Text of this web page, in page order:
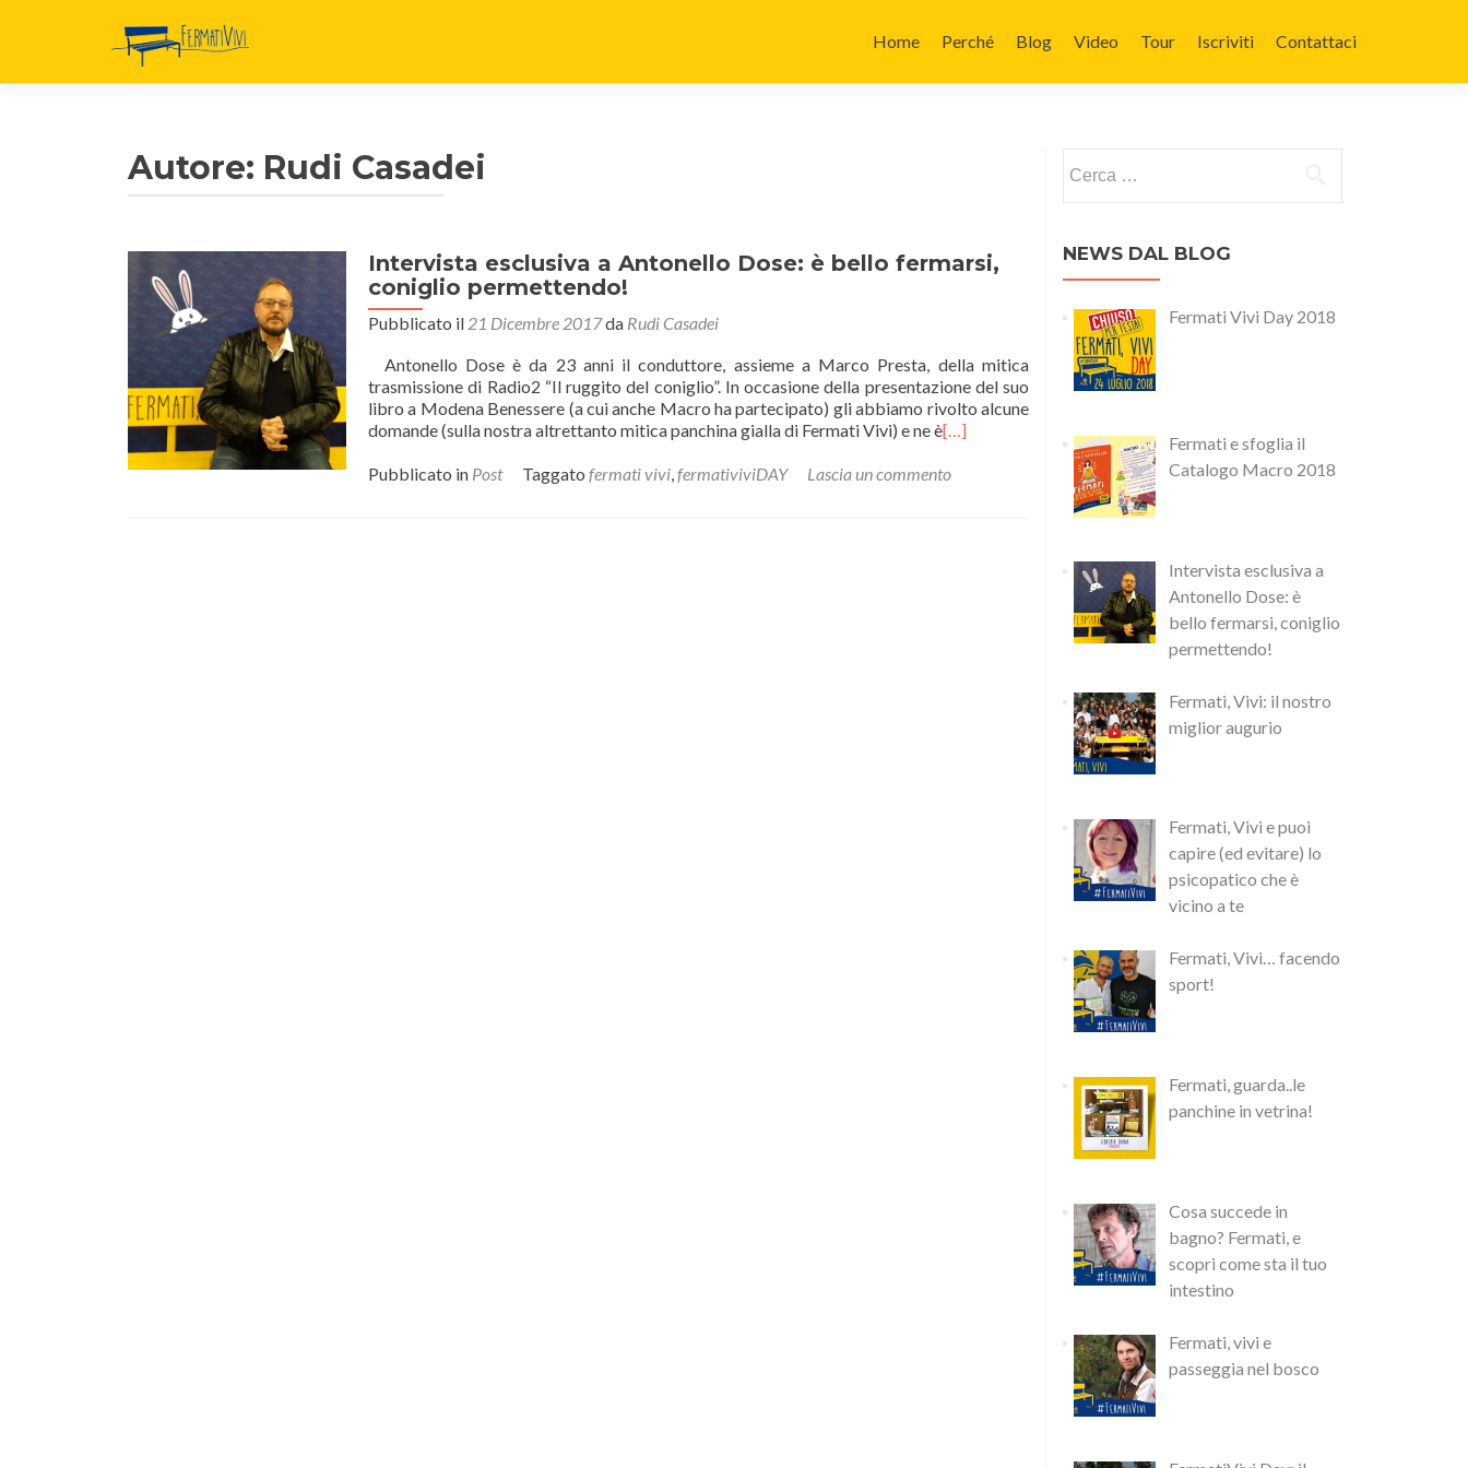
Home
Perché Blog Video Tour Iscriviti Contattaci
Autore: Rudi Casadei
Intervista esclusiva a Antonello Dose: è bello fermarsi,
coniglio permettendo!
Pubblicato il 21 Dicembre 2017da Rudi Casadei
Antonello Dose è da 23 anni il conduttore, assieme a Marco Presta, della mitica
trasmissione di Radio2 “Il ruggito del coniglio”. In occasione della presentazione del suo
libro a Modena Benessere (a cui anche Macro ha partecipato) gli abbiamo rivolto alcune
domande (sulla nostra altrettanto mitica panchina gialla di Fermati Vivi) e ne è[…]
Pubblicato in Post Taggato fermati vivi,fermativiviDAY Lascia un commento
NEWS DAL BLOG
Fermati Vivi Day 2018
Fermati e sfoglia il
Catalogo Macro 2018
Intervista esclusiva a
Antonello Dose: è
bello fermarsi, coniglio
permettendo!
Fermati, Vivi: il nostro
miglior augurio
Fermati, Vivi e puoi
capire (ed evitare) lo
psicopatico che è
vicino a te
Fermati, Vivi… facendo
sport!
Fermati, guarda..le
panchine in vetrina!
Cosa succede in
bagno? Fermati, e
scopri come sta il tuo
intestino
Fermati, vivi e
passeggia nel bosco